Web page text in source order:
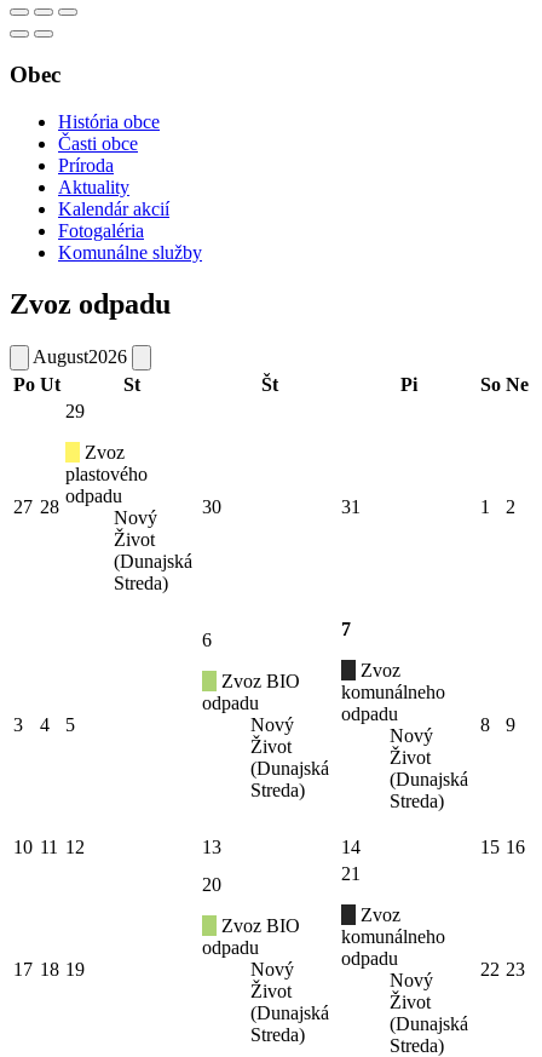
Obec
História obce
Časti obce
Príroda
Aktuality
Kalendár akcií
Fotogaléria
Komunálne služby
Zvoz odpadu
August2026
Po Ut St Št Pi So Ne
27 28
29
Zvoz
plastového
odpadu
Nový
Život
(Dunajská
Streda)
30 31 1 2
3 4 5
6
Zvoz BIO
odpadu
Nový
Život
(Dunajská
Streda)
7
Zvoz
komunálneho
odpadu
Nový
Život
(Dunajská
Streda)
8 9
10 11 12 13 14 15 16
17 18 19
20
Zvoz BIO
odpadu
Nový
Život
(Dunajská
Streda)
21
Zvoz
komunálneho
odpadu
Nový
Život
(Dunajská
Streda)
22 23